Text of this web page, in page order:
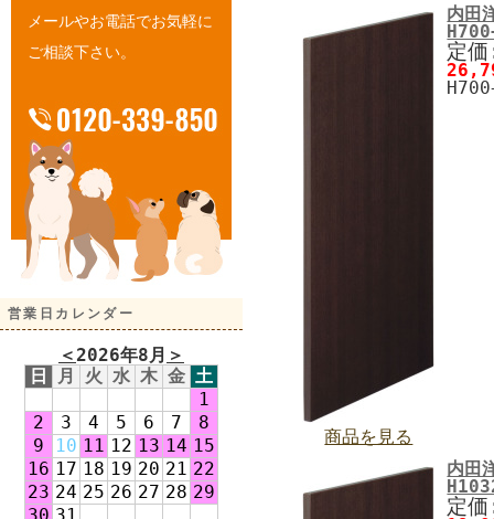
メールやお電話でお気軽に
ご相談下さい。
営業日カレンダー
＜ 2026年8月 ＞
日
月 火 水 木 金 土
1
2
3 4 5 6 7
8
9
10 11 12 13 14 15
16 17 18 19 20 21 22
23 24 25 26 27 28 29
商品を見る
内田
定
内田
定